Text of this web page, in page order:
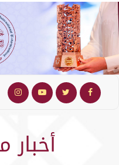
أخبار